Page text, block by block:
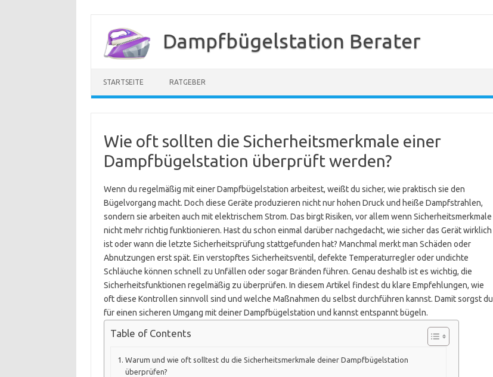
springen
Dampfbügelstation Berater
STARTSEITE RATGEBER
Wie oft sollten die Sicherheitsmerkmale einer
Dampfbügelstation überprüft werden?
Wenn du regelmäßig mit einer Dampfbügelstation arbeitest, weißt du sicher, wie praktisch sie den
Bügelvorgang macht. Doch diese Geräte produzieren nicht nur hohen Druck und heiße Dampfstrahlen,
sondern sie arbeiten auch mit elektrischem Strom. Das birgt Risiken, vor allem wenn Sicherheitsmerkmale
nicht mehr richtig funktionieren. Hast du schon einmal darüber nachgedacht, wie sicher das Gerät wirklich
ist oder wann die letzte Sicherheitsprüfung stattgefunden hat? Manchmal merkt man Schäden oder
Abnutzungen erst spät. Ein verstopftes Sicherheitsventil, defekte Temperaturregler oder undichte
Schläuche können schnell zu Unfällen oder sogar Bränden führen. Genau deshalb ist es wichtig, die
Sicherheitsfunktionen regelmäßig zu überprüfen. In diesem Artikel findest du klare Empfehlungen, wie
oft diese Kontrollen sinnvoll sind und welche Maßnahmen du selbst durchführen kannst. Damit sorgst du
für einen sicheren Umgang mit deiner Dampfbügelstation und kannst entspannt bügeln.
Table of Contents
Warum und wie oft solltest du die Sicherheitsmerkmale deiner Dampfbügelstation
überprüfen?